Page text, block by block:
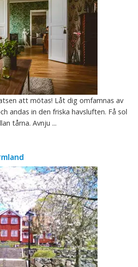
att mötas! Låt dig omfamnas av
andas in den friska havsluften. Få sol
tårna. Avnju ...